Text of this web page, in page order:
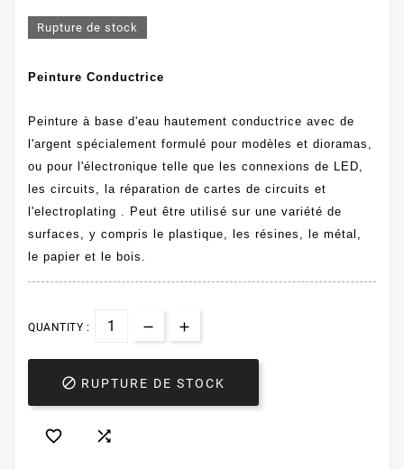
Rupture de stock
Peinture Conductrice
Peinture à base d'eau hautement conductrice avec de
l'argent spécialement formulé pour modèles et dioramas,
ou pour l'électronique telle que les connexions de LED,
les circuits, la réparation de cartes de circuits et
l'electroplating . Peut être utilisé sur une variété de
surfaces, y compris le plastique, les résines, le métal,
le papier et le bois.
QUANTITY :
 RUPTURE DE STOCK
 